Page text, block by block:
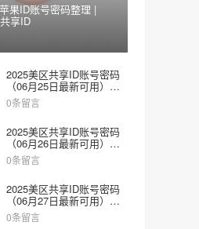
果ID账号密码整理 |
享ID
2025美区共享ID账号密码
（06月25日最新可用）免
费登录App Store
0条留言
2025美区共享ID账号密码
（06月26日最新可用）免
费登录App Store
0条留言
2025美区共享ID账号密码
（06月27日最新可用）免
费登录App Store
0条留言